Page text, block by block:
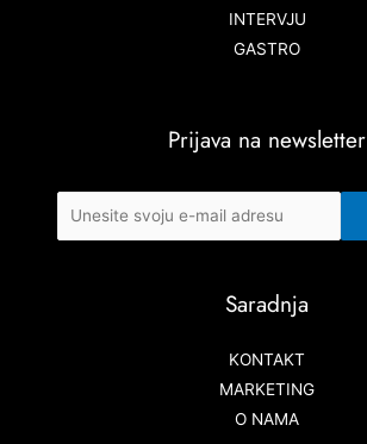
INTERVJU
GASTRO
Prijava na newsletter
Saradnja
KONTAKT
MARKETING
O NAMA